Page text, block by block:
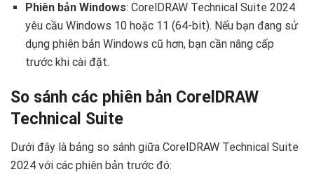
Phiên bản Windows: CorelDRAW Technical Suite 2024
yêu cầu Windows 10 hoặc 11 (64-bit). Nếu bạn đang sử
dụng phiên bản Windows cũ hơn, bạn cần nâng cấp
trước khi cài đặt.
So sánh các phiên bản CorelDRAW
Technical Suite
Dưới đây là bảng so sánh giữa CorelDRAW Technical Suite
2024 với các phiên bản trước đó: